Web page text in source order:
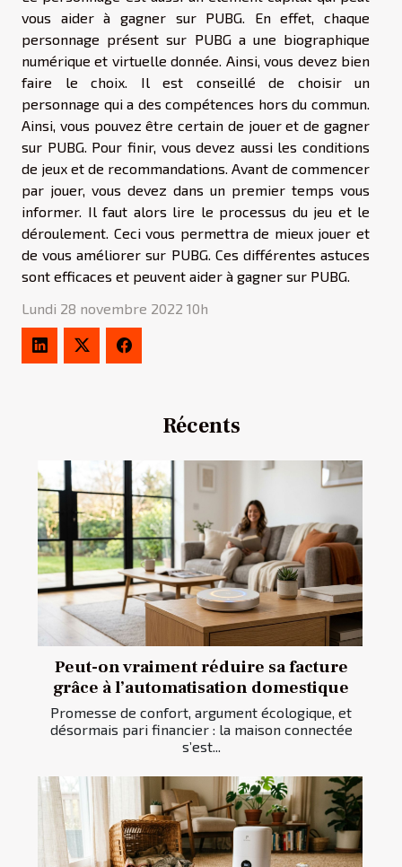
vous aider à gagner sur PUBG. En effet, chaque
personnage présent sur PUBG a une biographique
numérique et virtuelle donnée. Ainsi, vous devez bien
faire le choix. Il est conseillé de choisir un
personnage qui a des compétences hors du commun.
Ainsi, vous pouvez être certain de jouer et de gagner
sur PUBG. Pour finir, vous devez aussi les conditions
de jeux et de recommandations. Avant de commencer
par jouer, vous devez dans un premier temps vous
informer. Il faut alors lire le processus du jeu et le
déroulement. Ceci vous permettra de mieux jouer et
de vous améliorer sur PUBG. Ces différentes astuces
sont efficaces et peuvent aider à gagner sur PUBG.
Lundi 28 novembre 2022 10h
Récents
Peut-on vraiment réduire sa facture
grâce à l’automatisation domestique
Promesse de confort, argument écologique, et
désormais pari financier : la maison connectée
s’est...